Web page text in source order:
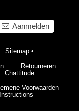
Aanmelden
Sitemap •
Retourneren
Chattitude
Voorwaarden